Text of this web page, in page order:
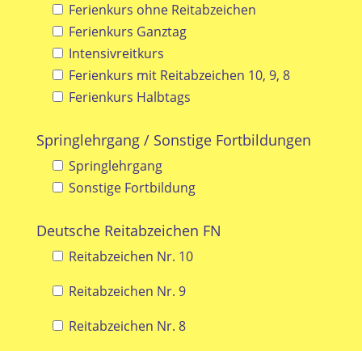
Ferienkurs ohne Reitabzeichen
Ferienkurs Ganztag
Intensivreitkurs
Ferienkurs mit Reitabzeichen 10, 9, 8
Ferienkurs Halbtags
Springlehrgang / Sonstige Fortbildungen
Springlehrgang
Sonstige Fortbildung
Deutsche Reitabzeichen FN
Reitabzeichen Nr. 10
Reitabzeichen Nr. 9
Reitabzeichen Nr. 8